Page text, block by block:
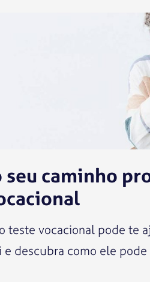
seu caminho
teste vocacional pode te
e descubra como ele